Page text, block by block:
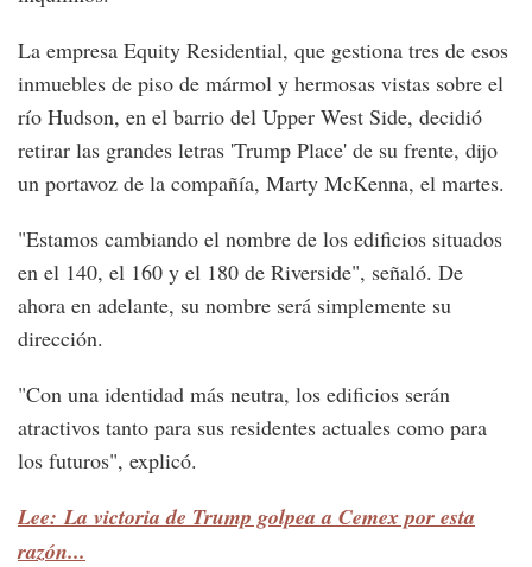
La empresa Equity Residential, que gestiona tres de esos
inmuebles de piso de mármol y hermosas vistas sobre el
río Hudson, en el barrio del Upper West Side, decidió
retirar las grandes letras 'Trump Place' de su frente, dijo
un portavoz de la compañía, Marty McKenna, el martes.
"Estamos cambiando el nombre de los edificios situados
en el 140, el 160 y el 180 de Riverside", señaló. De
ahora en adelante, su nombre será simplemente su
dirección.
"Con una identidad más neutra, los edificios serán
atractivos tanto para sus residentes actuales como para
los futuros", explicó.
Lee: La victoria de Trump golpea a Cemex por esta
razón...